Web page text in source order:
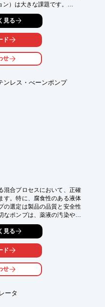
）は大きな課題です。
ード逆止弁『アンブレラ・ダ
ら極めて高いシール性を発揮
保証を強力にバックアップし
プ剤、ワクチンなどの小容
端でのキレを改善し、容器
見る
ド
せ
ンレス・べーンポンプ
混合プロセスにおいて、正確
す。特に、腐食性のある液体
の選定は製品の品質と安全性
ポンプは、薬液の汚染や機
ます。当社のバイキング・ス
液から高吐出圧力まで対応
製薬業界の厳しい要求に応え
見る
ド
せ
ータ